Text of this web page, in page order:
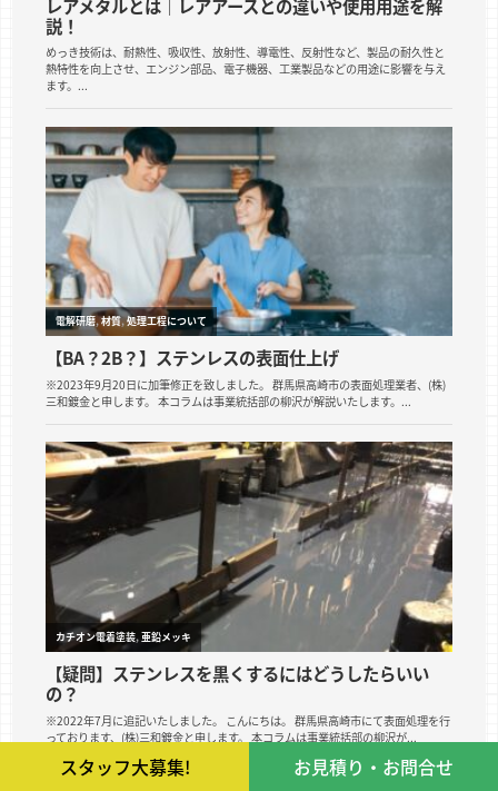
スタッフ大募集! お見積り・お問合せ